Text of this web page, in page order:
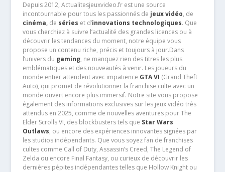
Depuis 2012, Actualitesjeuxvideo.fr est une source
incontournable pour tous les passionnés de jeux vidéo, de
cinéma,de séries et d’innovations technologiques. Que
vous cherchiez à suivre l’actualité des grandes licences ou à
découvrir les tendances du moment, notre équipe vous
propose un contenu riche, précis et toujours à jour.Dans
l’univers du gaming, ne manquez rien des titres les plus
emblématiques et des nouveautés à venir. Les joueurs du
monde entier attendent avec impatience GTA VI (Grand Theft
Auto), qui promet de révolutionner la franchise culte avec un
monde ouvert encore plus immersif. Notre site vous propose
également des informations exclusives sur les jeux vidéo très
attendus en 2025, comme de nouvelles aventures pour The
Elder Scrolls VI, des blockbusters tels que Star Wars
Outlaws, ou encore des expériences innovantes signées par
les studios indépendants. Que vous soyez fan de franchises
cultes comme Call of Duty, Assassin’s Creed, The Legend of
Zelda ou encore Final Fantasy, ou curieux de découvrir les
dernières pépites indépendantes telles que Hollow Knight ou